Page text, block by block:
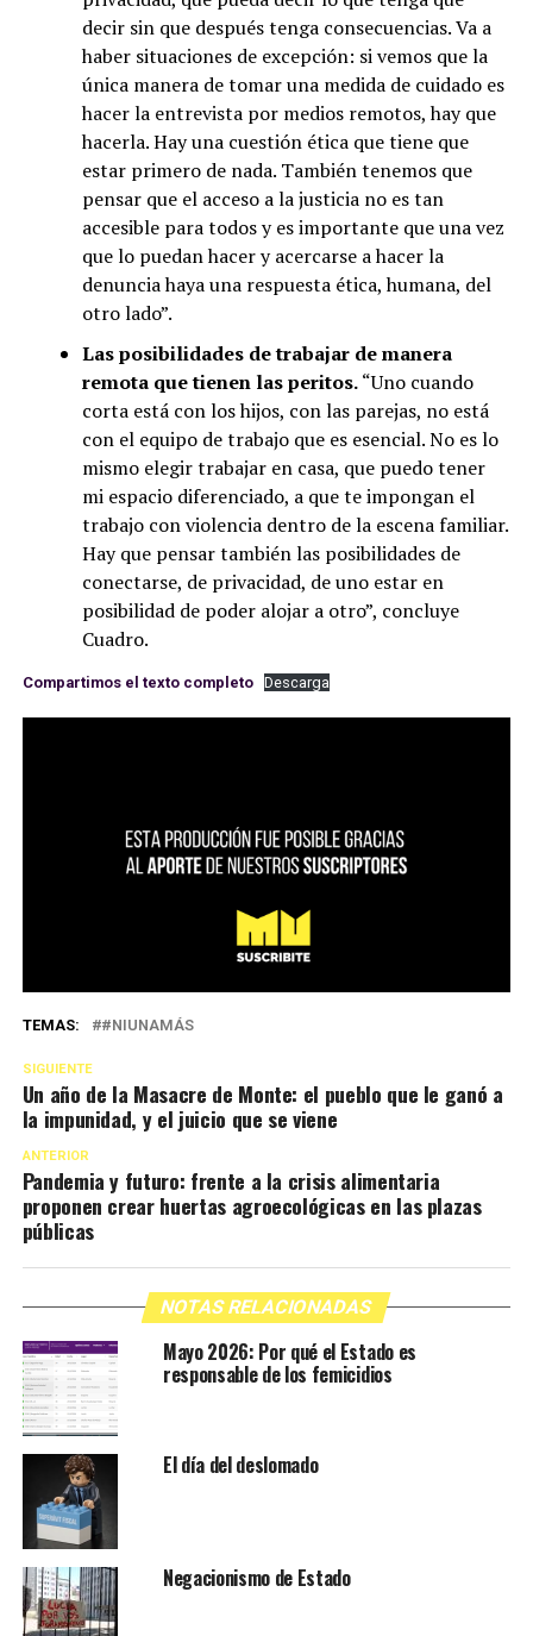
decir sin que después tenga consecuencias. Va a
haber situaciones de excepción: si vemos que la
única manera de tomar una medida de cuidado es
hacer la entrevista por medios remotos, hay que
hacerla. Hay una cuestión ética que tiene que
estar primero de nada. También tenemos que
pensar que el acceso a la justicia no es tan
accesible para todos y es importante que una vez
que lo puedan hacer y acercarse a hacer la
denuncia haya una respuesta ética, humana, del
otro lado”.
Las posibilidades de trabajar de manera
remota que tienen las peritos.“Uno cuando
corta está con los hijos, con las parejas, no está
con el equipo de trabajo que es esencial. No es lo
mismo elegir trabajar en casa, que puedo tener
mi espacio diferenciado, a que te impongan el
trabajo con violencia dentro de la escena familiar.
Hay que pensar también las posibilidades de
conectarse, de privacidad, de uno estar en
posibilidad de poder alojar a otro”, concluye
Cuadro.
Compartimos el texto completo Descarga
TEMAS: #NIUNAMÁS
SIGUIENTE
Un año de la Masacre de Monte: el pueblo que le ganó a
la impunidad, y el juicio que se viene
ANTERIOR
Pandemia y futuro: frente a la crisis alimentaria
proponen crear huertas agroecológicas en las plazas
públicas
NOTAS RELACIONADAS
Mayo 2026: Por qué el Estado es
responsable de los femicidios
El día del deslomado
Negacionismo de Estado